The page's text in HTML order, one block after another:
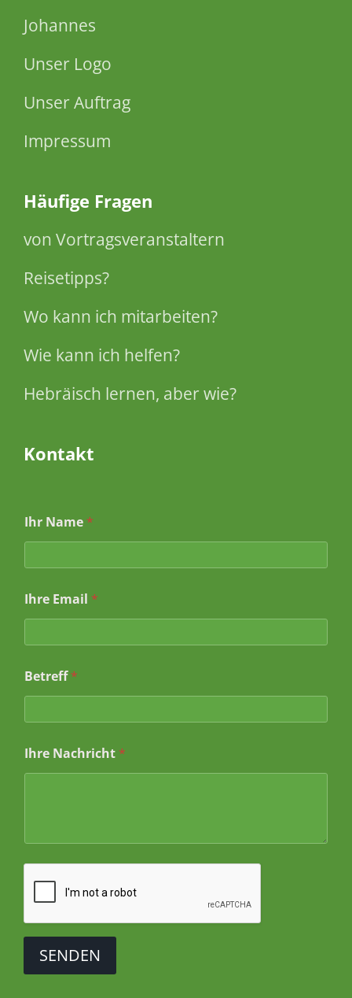
Johannes
Unser Logo
Unser Auftrag
Impressum
Häufige Fragen
von Vortragsveranstaltern
Reisetipps?
Wo kann ich mitarbeiten?
Wie kann ich helfen?
Hebräisch lernen, aber wie?
Kontakt
Ihr Name *
Ihre Email *
h
r
h
*
Betreff*
Ihre Nachricht *
SENDEN